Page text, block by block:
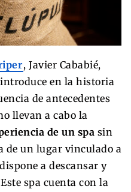
, Javier Cababié,
en la historia
de antecedentes
llevan a cabo la
de un spa sin
de un lugar vinculado a
a descansar y
spa cuenta con la